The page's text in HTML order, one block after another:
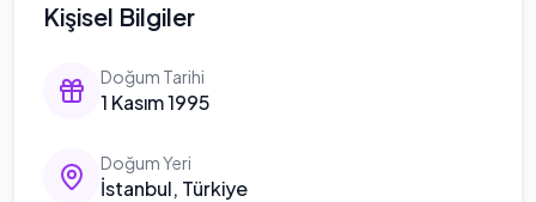
Kişisel Bilgiler
Doğum Tarihi
1 Kasım 1995
Doğum Yeri
İstanbul, Türkiye